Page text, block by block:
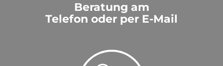
Beratung am
Telefon oder per E-Mail